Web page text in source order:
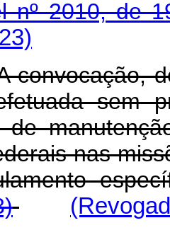
nº 2010, de
convocação,
sem
de
nas